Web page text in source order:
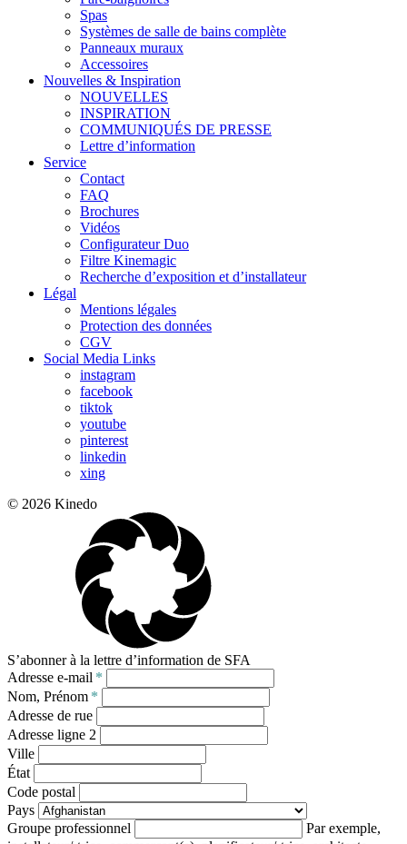
Spas
Systèmes de salle de bains complète
Panneaux muraux
Accessoires
Nouvelles & Inspiration
NOUVELLES
INSPIRATION
COMMUNIQUÉS DE PRESSE
Lettre d’information
Service
Contact
FAQ
Brochures
Vidéos
Configurateur Duo
Filtre Kinemagic
Recherche d’exposition et d’installateur
Légal
Mentions légales
Protection des données
CGV
Social Media Links
instagram
facebook
tiktok
youtube
pinterest
linkedin
xing
© 2026 Kinedo
S’abonner à la lettre d’information de SFA
Adresse e-mail *
Nom, Prénom *
Adresse de rue
Adresse ligne 2
Ville
État
Code postal
Pays
Groupe professionnel
Par exemple,